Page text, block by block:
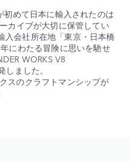
初めて日本に輸入されたのは
カイブが大切に保管してい
入会社所在地「東京・日本橋
にわたる冒険に思いを馳せ
WORKS V8
ました。
スのクラフトマンシップが